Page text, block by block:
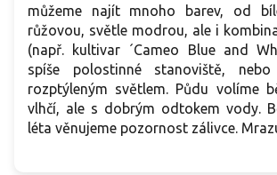
můžeme najít mnoho barev, od
růžovou, světle modrou, ale i
(např. kultivar ´Cameo Blue and
spíše polostinné stanoviště,
rozptýleným světlem. Půdu volíme
vlhčí, ale s dobrým odtokem vody.
léta věnujeme pozornost zálivce.